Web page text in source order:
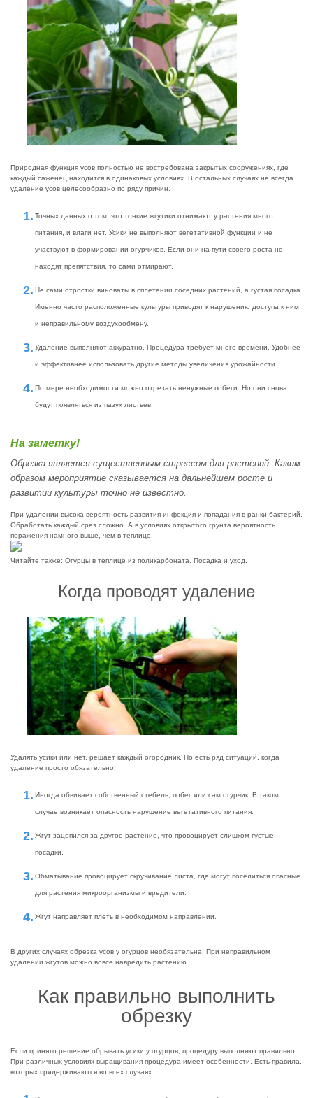
Природная функция усов полностью не востребована закрытых сооружениях, где
каждый саженец находится в одинаковых условиях. В остальных случаях не всегда
удаление усов целесообразно по ряду причин.
Точных данных о том, что тонкие жгутики отнимают у растения много
питания, и влаги нет. Усики не выполняют вегетативной функции и не
участвуют в формировании огурчиков. Если они на пути своего роста не
находят препятствия, то сами отмирают.
Не сами отростки виноваты в сплетении соседних растений, а густая посадка.
Именно часто расположенные культуры приводят к нарушению доступа к ним
и неправильному воздухообмену.
Удаление выполняют аккуратно. Процедура требует много времени. Удобнее
и эффективнее использовать другие методы увеличения урожайности.
По мере необходимости можно отрезать ненужные побеги. Но они снова
будут появляться из пазух листьев.
На заметку!
Обрезка является существенным стрессом для растений. Каким
образом мероприятие сказывается на дальнейшем росте и
развитии культуры точно не известно.
При удалении высока вероятность развития инфекция и попадания в ранки бактерий.
Обработать каждый срез сложно. А в условиях открытого грунта вероятность
поражения намного выше, чем в теплице.
Читайте также: Огурцы в теплице из поликарбоната. Посадка и уход.
Когда проводят удаление
Удалять усики или нет, решает каждый огородник. Но есть ряд ситуаций, когда
удаление просто обязательно.
Иногда обвивает собственный стебель, побег или сам огурчик. В таком
случае возникает опасность нарушение вегетативного питания.
Жгут зацепился за другое растение, что провоцирует слишком густые
посадки.
Обматывание провоцирует скручивание листа, где могут поселиться опасные
для растения микроорганизмы и вредители.
Жгут направляет плеть в необходимом направлении.
В других случаях обрезка усов у огурцов необязательна. При неправильном
удалении жгутов можно вовсе навредить растению.
Как правильно выполнить
обрезку
Если принято решение обрывать усики у огурцов, процедуру выполняют правильно.
При различных условиях выращивания процедура имеет особенности. Есть правила,
которых придерживаются во всех случаях: